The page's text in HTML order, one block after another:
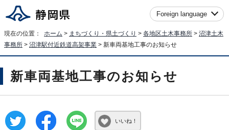
Foreign language
現在の位置： ホーム > まちづくり・県土づくり > 各地区土木事務所 > 沼津土木
事務所 > 沼津駅付近鉄道高架事業 > 新車両基地工事のお知らせ
新車両基地工事のお知らせ
いいね！